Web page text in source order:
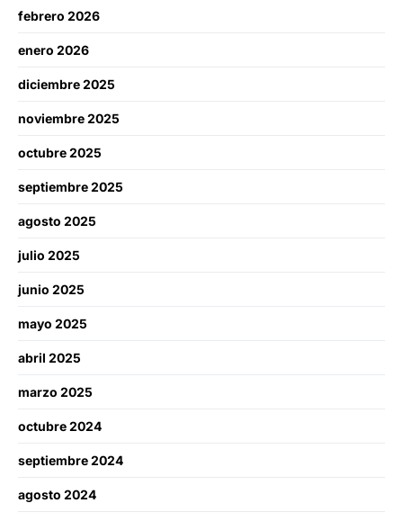
febrero 2026
enero 2026
diciembre 2025
noviembre 2025
octubre 2025
septiembre 2025
agosto 2025
julio 2025
junio 2025
mayo 2025
abril 2025
marzo 2025
octubre 2024
septiembre 2024
agosto 2024